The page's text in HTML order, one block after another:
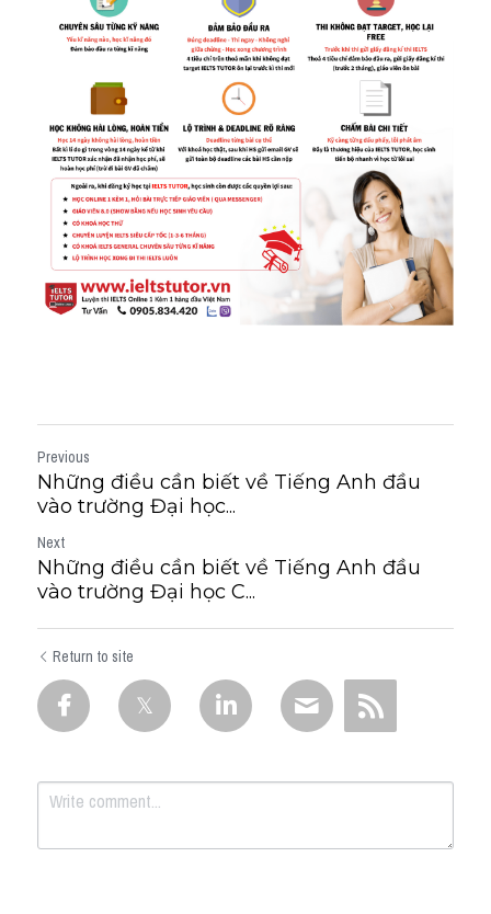
Previous
Những điều cần biết về Tiếng Anh đầu
vào trường Đại học...
Next
Những điều cần biết về Tiếng Anh đầu
vào trường Đại học C...
Return to site